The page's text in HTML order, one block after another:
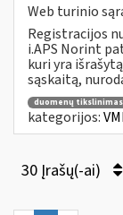
Web turinio
Registracijos
i.APS Norint
kuri yra
sąskaitą,
duomenų tikslinimas
kategorijos:
30 Įrašų(-ai)